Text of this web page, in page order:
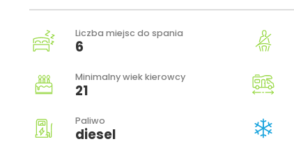
Liczba miejsc do spania
6
Minimalny wiek kierowcy
21
Paliwo
diesel